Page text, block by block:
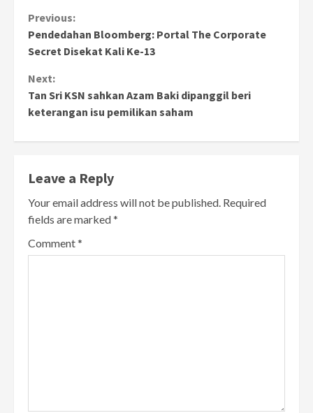
Continue
Reading
Previous:
Pendedahan Bloomberg: Portal The Corporate
Secret Disekat Kali Ke-13
Next:
Tan Sri KSN sahkan Azam Baki dipanggil beri
keterangan isu pemilikan saham
Leave a Reply
Your email address will not be published. Required
fields are marked*
Comment*